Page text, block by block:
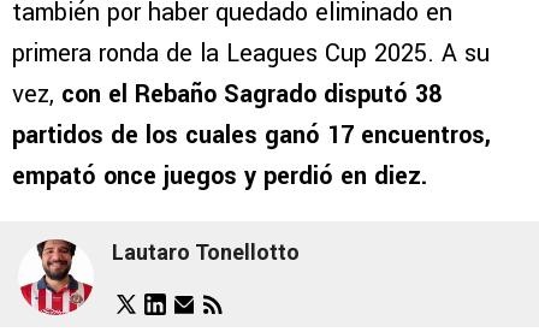
también por haber quedado eliminado en
primera ronda de la Leagues Cup 2025. A su
vez, con el Rebaño Sagrado disputó 38
partidos de los cuales ganó 17 encuentros,
empató once juegos y perdió en diez.
Lautaro Tonellotto